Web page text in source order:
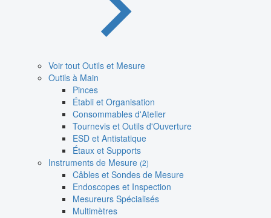
Voir tout Outils et Mesure
Outils à Main
Pinces
Établi et Organisation
Consommables d'Atelier
Tournevis et Outils d'Ouverture
ESD et Antistatique
Étaux et Supports
Instruments de Mesure (2)
Câbles et Sondes de Mesure
Endoscopes et Inspection
Mesureurs Spécialisés
Multimètres